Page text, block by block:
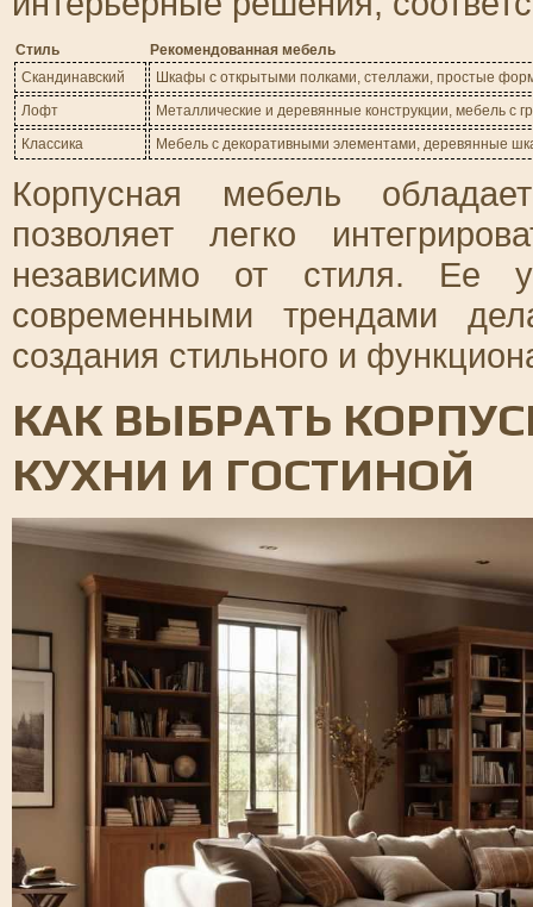
Стиль
Рекомендованная мебель
Скандинавский
Шкафы с открытыми полками, стеллажи, простые
Лофт
Металлические и деревянные конструкции, мебель с
Классика
Мебель с декоративными элементами, деревянные
Корпусная мебель
позволяет легко
независимо от стиля. Ее
современными трендами
создания стильного и
КАК ВЫБРАТЬ
КУХНИ И ГОСТИНОЙ